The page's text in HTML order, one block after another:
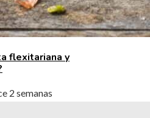
flexitariana y
2 semanas